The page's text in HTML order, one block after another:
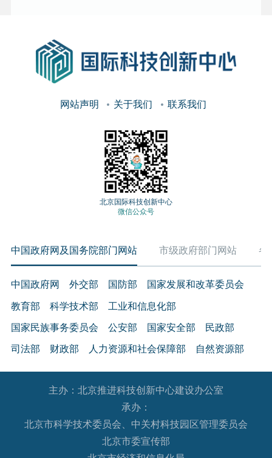
网站声明 关于我们 联系我们
北京国际科技创新中心
微信公众号
中国政府网及国务院部门网站 市级政府部门网站 各
中国政府网 外交部 国防部 国家发展和改革委员会
教育部 科学技术部 工业和信息化部
国家民族事务委员会 公安部 国家安全部 民政部
司法部 财政部 人力资源和社会保障部 自然资源部
生态环境部 住房和城乡建设部 交通运输部 水利部
农业农村部 商务部 文化和旅游部
退役军人事务部
国家语言文字工作委员会
主办：北京推进科技创新中心建设办公室
承办：
北京市科学技术委员会、中关村科技园区管理委员会
北京市委宣传部